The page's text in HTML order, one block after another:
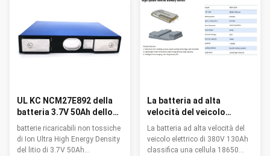
UL KC NCM27E892 della
batteria 3.7V 50Ah dello
Li-ione di
immagazzinamento
dell'energia del
batterie ricaricabili non tossiche
di Ion Ultra High Energy Density
del litio di 3.7V 50Ah
La batteria ad alta
velocità del veicolo
elettrico di 380V 130Ah
classifica una cellula
18650
La batteria ad alta velocità del
veicolo elettrico di 380V 130Ah
classifica una cellula 18650